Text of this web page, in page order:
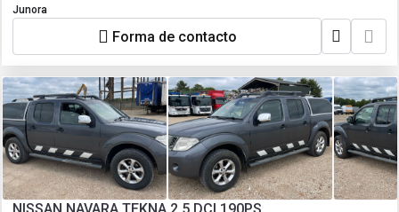
Junora
Forma de contacto